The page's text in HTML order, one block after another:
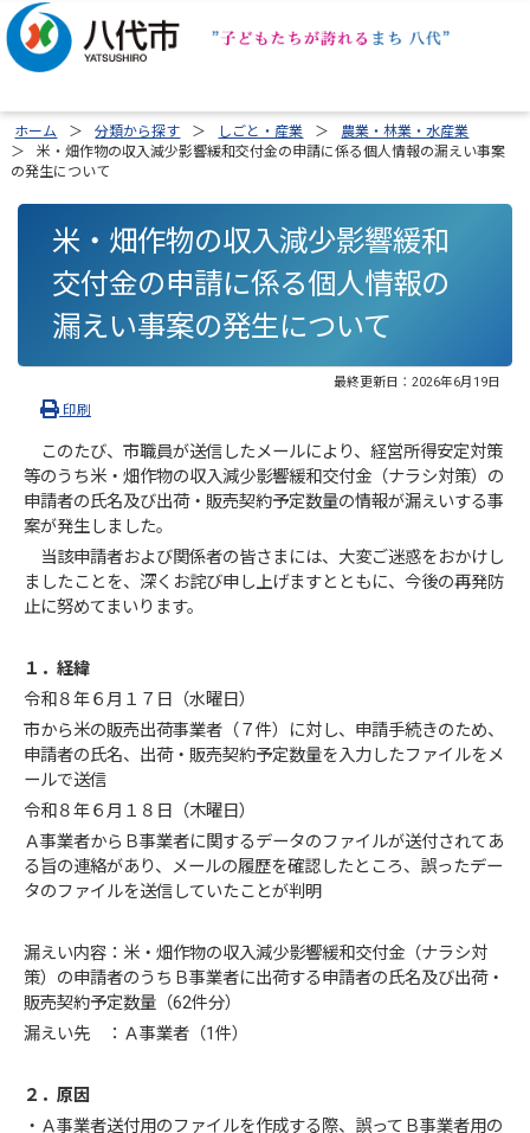
ホーム 分類から探す しごと・産業
農業・林業・水産業
米・畑作物の収入減少影響緩和交付金の申請に係る個人情報の漏えい事案
の発生について
米・畑作物の収入減少影響緩和
交付金の申請に係る個人情報の
漏えい事案の発生について
最終更新日： 2026年6月19日
印刷
このたび、市職員が送信したメールにより、経営所得安定対策
等のうち米・畑作物の収入減少影響緩和交付金（ナラシ対策）の
申請者の氏名及び出荷・販売契約予定数量の情報が漏えいする事
案が発生しました。
当該申請者および関係者の皆さまには、大変ご迷惑をおかけし
ましたことを、深くお詫び申し上げますとともに、今後の再発防
止に努めてまいります。
１．経緯
令和８年６月１７日（水曜日）
市から米の販売出荷事業者（７件）に対し、申請手続きのため、
申請者の氏名、出荷・販売契約予定数量を入力したファイルをメ
ールで送信
令和８年６月１８日（木曜日）
Ａ事業者からＢ事業者に関するデータのファイルが送付されてあ
る旨の連絡があり、メールの履歴を確認したところ、誤ったデー
タのファイルを送信していたことが判明
漏えい内容：米・畑作物の収入減少影響緩和交付金（ナラシ対
策）の申請者のうちＢ事業者に出荷する申請者の氏名及び出荷・
販売契約予定数量（62件分）
漏えい先 ：Ａ事業者（1件）
２．原因
・Ａ事業者送付用のファイルを作成する際、誤ってＢ事業者用の